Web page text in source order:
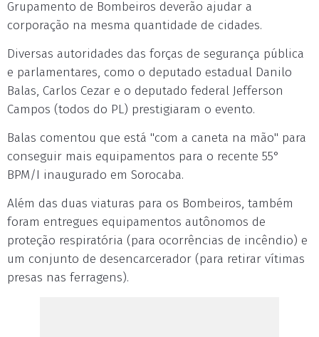
Grupamento de Bombeiros deverão ajudar a
corporação na mesma quantidade de cidades.
Diversas autoridades das forças de segurança pública
e parlamentares, como o deputado estadual Danilo
Balas, Carlos Cezar e o deputado federal Jefferson
Campos (todos do PL) prestigiaram o evento.
Balas comentou que está "com a caneta na mão" para
conseguir mais equipamentos para o recente 55°
BPM/I inaugurado em Sorocaba.
Além das duas viaturas para os Bombeiros, também
foram entregues equipamentos autônomos de
proteção respiratória (para ocorrências de incêndio) e
um conjunto de desencarcerador (para retirar vítimas
presas nas ferragens).